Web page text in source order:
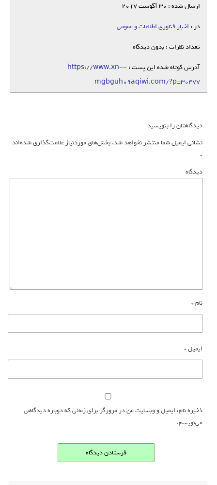
ارسال شده : 30 آگوست 2017
در : اخبار فناوری اطلاعات و عمومی
تعداد نظرات : بدون دیدگاه
آدرس کوتاه شده این پست :https://www.xn--
mgbguh09aqiwi.com/?p=30477
دیدگاهتان را بنویسید
نشانی ایمیل شما منتشر نخواهد شد.بخش‌های موردنیاز علامت‌گذاری شده‌اند
*
دیدگاه
نام*
ایمیل*
ذخیره نام، ایمیل و وبسایت من در مرورگر برای زمانی که دوباره دیدگاهی
می‌نویسم.